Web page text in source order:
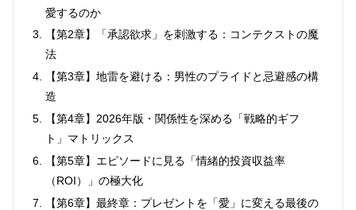
愛するのか
【第2章】「承認欲求」を刺激する：コンテクストの魔
法
【第3章】地雷を避ける：男性のプライドと忌避感の構
造
【第4章】2026年版・関係性を深める「戦略的ギフ
ト」マトリックス
【第5章】エピソードに見る「情緒的投資収益率
（ROI）」の極大化
【第6章】最終章：プレゼントを「愛」に変える最後の